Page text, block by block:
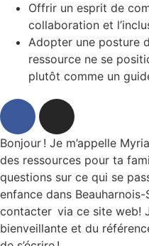
Offrir un esprit de
collaboration et
Adopter une posture
ressource ne se
plutôt comme un
Bonjour ! Je m’appelle
des ressources pour ta
questions sur ce qui se
enfance dans Beauharnois-
contacter via ce site web!
bienveillante et du